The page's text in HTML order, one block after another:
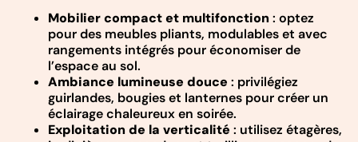
Mobilier compact et multifonction: optez
pour des meubles pliants, modulables et avec
rangements intégrés pour économiser de
l’espace au sol.
Ambiance lumineuse douce : privilégiez
guirlandes, bougies et lanternes pour créer un
éclairage chaleureux en soirée.
Exploitation de la verticalité : utilisez étagères,